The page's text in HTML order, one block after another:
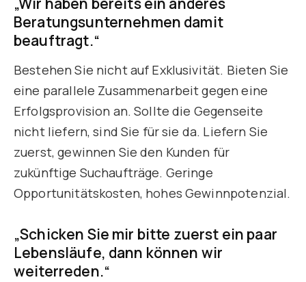
Beratungsunternehmen damit
beauftragt.“
Bestehen Sie nicht auf Exklusivität. Bieten Sie
eine parallele Zusammenarbeit gegen eine
Erfolgsprovision an. Sollte die Gegenseite
nicht liefern, sind Sie für sie da. Liefern Sie
zuerst, gewinnen Sie den Kunden für
zukünftige Suchaufträge. Geringe
Opportunitätskosten, hohes Gewinnpotenzial.
„Schicken Sie mir bitte zuerst ein paar
Lebensläufe, dann können wir
weiterreden.“